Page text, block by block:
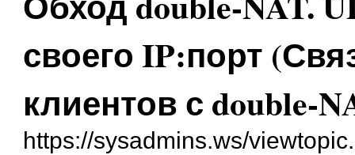
своего IP:порт
клиентов с double-
https://sysadmins.ws/